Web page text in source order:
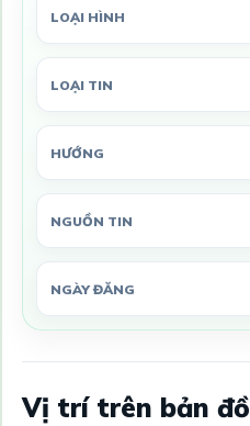
LOẠI HÌNH
LOẠI TIN
HƯỚNG
NGUỒN TIN
NGÀY ĐĂNG
Vị trí trên bản đồ